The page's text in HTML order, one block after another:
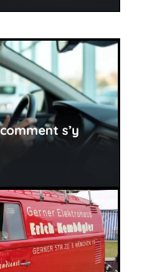
s’y